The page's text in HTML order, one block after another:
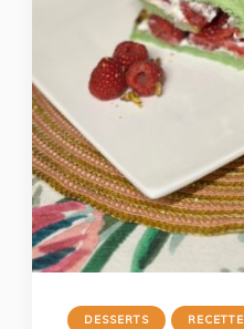
DESSERTS RECETTE